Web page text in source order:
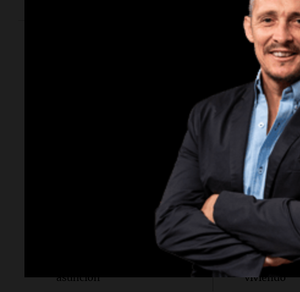
Política y Economía
"El tigre y el león": el efusivo
encuentro entre Milei y De la
asunción
Sociedad
Una mañana
A sus 25
contra el
trasplante
viviendo